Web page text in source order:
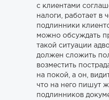
с клиентами
налоги, работает в
подлинники
можно обсуждать
такой ситуации
должен сложить
возместить
на покой, а он,
что на него пишут
подлинников